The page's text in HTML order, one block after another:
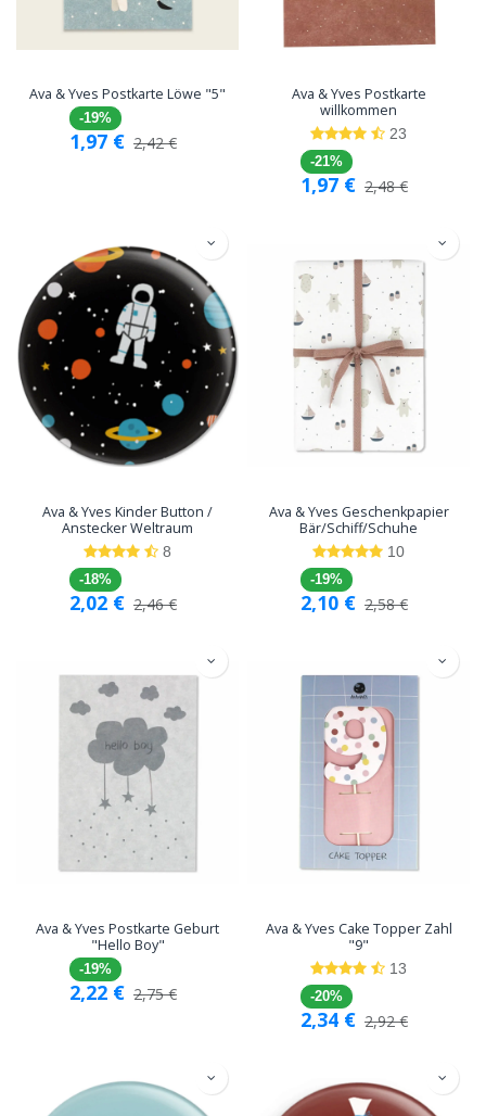
Ava & Yves Postkarte Löwe "5"
-19%
1,97 € 2,42€
Ava & Yves Postkarte
willkommen
23
-21%
1,97 € 2,48€
Ava & Yves Kinder Button /
Anstecker Weltraum
8
-18%
2,02 € 2,46€
Ava & Yves Geschenkpapier
Bär/Schiff/Schuhe
10
-19%
2,10 € 2,58€
Ava & Yves Postkarte Geburt
"Hello Boy"
-19%
2,22 € 2,75€
Ava & Yves Cake Topper Zahl
"9"
13
-20%
2,34 € 2,92€